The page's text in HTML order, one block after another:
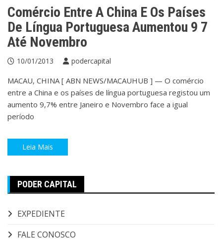
Comércio Entre A China E Os Países
De Língua Portuguesa Aumentou 9 7
Até Novembro
10/01/2013 podercapital
MACAU, CHINA [ ABN NEWS/MACAUHUB ] — O comércio
entre a China e os países de língua portuguesa registou um
aumento 9,7% entre Janeiro e Novembro face a igual
período
Leia Mais
PODER CAPITAL
EXPEDIENTE
FALE CONOSCO